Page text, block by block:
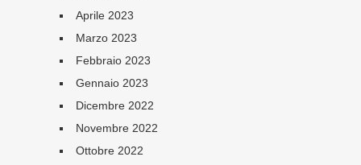
Aprile 2023
Marzo 2023
Febbraio 2023
Gennaio 2023
Dicembre 2022
Novembre 2022
Ottobre 2022